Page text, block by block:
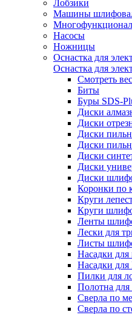
Лобзики
Машины
Насосы
Ножницы
Оснастка для
Оснастка для
Смотреть
Биты
Буры SDS-
Диски
Диски
Диски
Диски
Диски
Диски
Диски
Коронки по
Круги
Круги
Ленты
Лески для
Листы
Насадки для
Насадки
Пилки для
Полотна
Сверла по
Сверла по